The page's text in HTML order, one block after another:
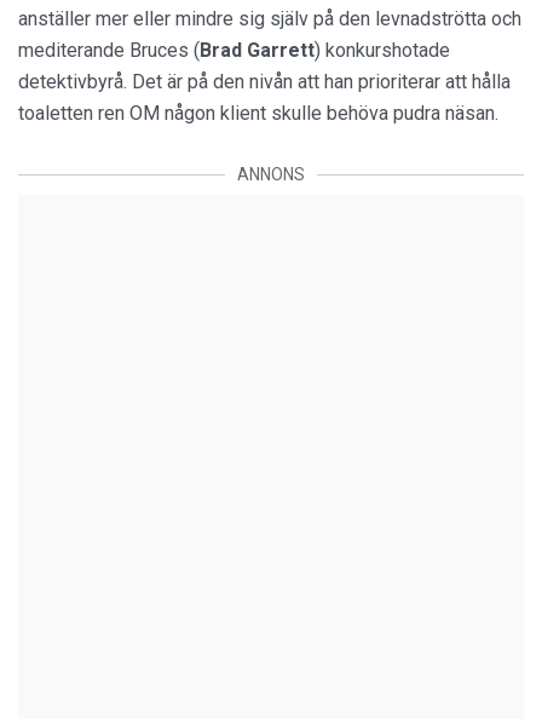
anställer mer eller mindre sig själv på den levnadströtta och
mediterande Bruces (Brad Garrett) konkurshotade
detektivbyrå. Det är på den nivån att han prioriterar att hålla
toaletten ren OM någon klient skulle behöva pudra näsan.
ANNONS